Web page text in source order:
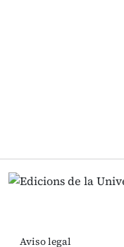
Aviso legal